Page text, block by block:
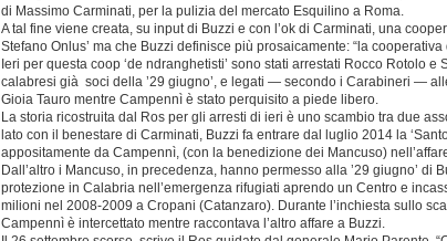
di Massimo Carminati, per la pulizia del mercato Esquilino a Roma.
A tal fine viene creata, su input di Buzzi e con l’ok di Carminati, una
Stefano Onlus’ ma che Buzzi definisce più prosaicamente: “la cooperativa
Ieri per questa coop ‘de ndranghetisti’ sono stati arrestati Rocco Rotolo e
calabresi già soci della ’29 giugno’, e legati — secondo i Carabineri —
Gioia Tauro mentre Campennì è stato perquisito a piede libero.
La storia ricostruita dal Ros per gli arresti di ieri è uno scambio tra due
lato con il benestare di Carminati, Buzzi fa entrare dal luglio 2014 la
appositamente da Campennì, (con la benedizione dei Mancuso)
Dall’altro i Mancuso, in precedenza, hanno permesso alla ’29 giugno’ di
protezione in Calabria nell’emergenza rifugiati aprendo un Centro e
milioni nel 2008-2009 a Cropani (Catanzaro). Durante l’inchiesta sullo
Campennì è intercettato mentre raccontava l’altro affare a Buzzi.